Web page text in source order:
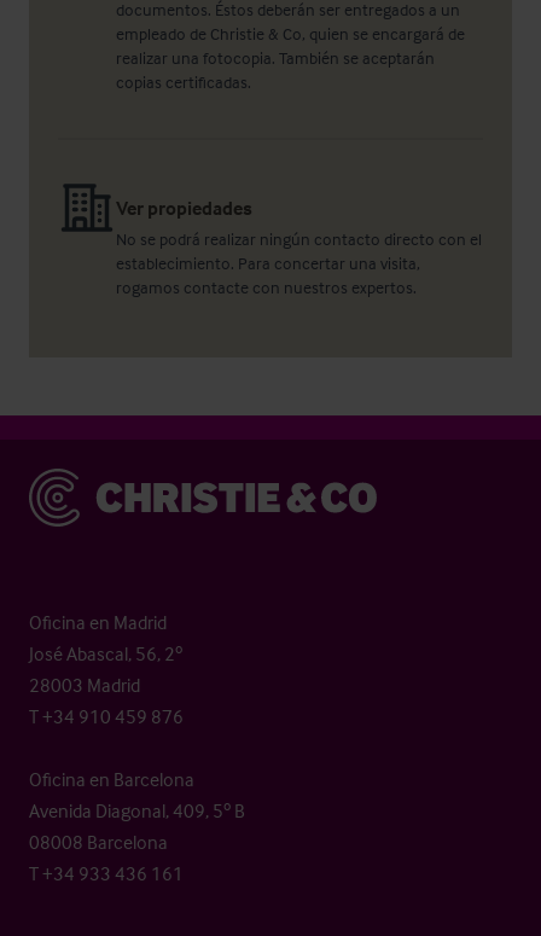
documentos. Éstos deberán ser entregados a un
empleado de Christie & Co, quien se encargará de
realizar una fotocopia. También se aceptarán
copias certificadas.
Ver propiedades
No se podrá realizar ningún contacto directo con el
establecimiento. Para concertar una visita,
rogamos contacte con nuestros expertos.
Christie & Co
Oficina en Madrid
José Abascal, 56, 2º
28003 Madrid
T +34 910 459 876
Oficina en Barcelona
Avenida Diagonal, 409, 5º B
08008 Barcelona
T +34 933 436 161